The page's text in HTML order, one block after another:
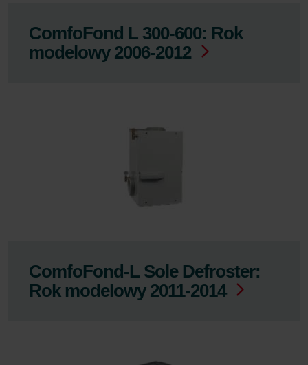
ComfoFond L 300-600: Rok
modelowy 2006-2012
ComfoFond-L Sole Defroster:
Rok modelowy 2011-2014